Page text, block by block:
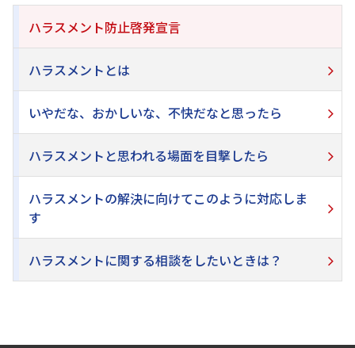
ハラスメント防止啓発宣言
ハラスメントとは
いやだな、おかしいな、不快だなと思ったら
ハラスメントと思われる場面を目撃したら
ハラスメントの解決に向けてこのように対応しま
す
ハラスメントに関する相談をしたいときは？